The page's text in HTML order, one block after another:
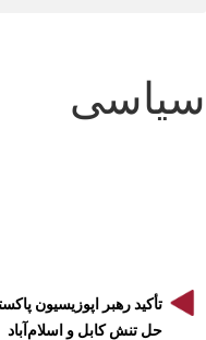
سیاسی
تأکید رهبر اپوزیسیون
حل تنش کابل و‌ اسلام‌آباد